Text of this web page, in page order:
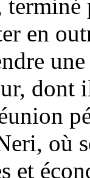
en
dont
où
et